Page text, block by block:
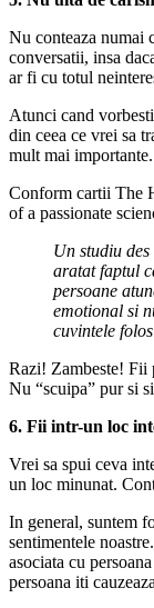
Nu conteaza numai
conversatii, insa
ar fi cu totul
Atunci cand
din ceea ce vrei sa
mult mai importante.
Conform cartii The
of a passionate
Un studiu
aratat faptul
persoane
emotional si
cuvintele
Razi! Zambeste! Fii
Nu “scuipa” pur si
6. Fii intr-un loc
Vrei sa spui ceva
un loc minunat.
In general, suntem
sentimentele
asociata cu
persoana iti